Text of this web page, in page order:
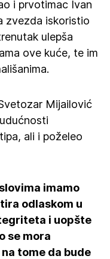
i prvotimac Ivan
zvezda iskoristio
ulepša
ove kuće, te im
Mijailović
ali i poželeo
imamo
odlaskom u
i uopšte
se mora
tome da bude